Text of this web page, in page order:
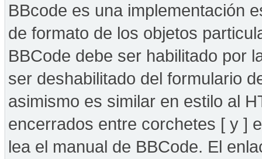
BBcode es una implementación
de formato de los objetos
BBCode debe ser habilitado por
ser deshabilitado del formulario
asimismo es similar en estilo al
encerrados entre corchetes [ y ]
lea el manual de BBCode. El